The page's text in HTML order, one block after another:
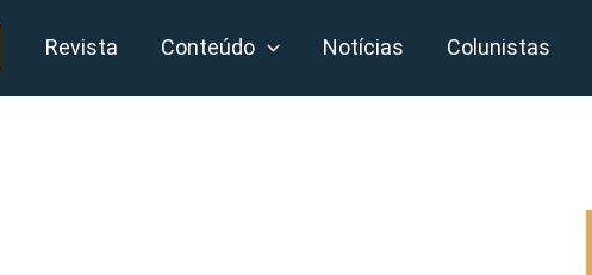
Revista Conteúdo Notícias Colunistas